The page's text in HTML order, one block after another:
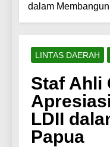
dalam
LINTAS DAERAH
Staf Ahli
LDII
Papua